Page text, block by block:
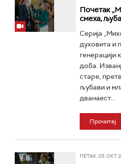
Почетак
смеха,
Серија
духовита и
генерацији
доба.
старе,
љубави и
дванаест...
Прочитај
ПЕТАК, 03. ОКТ